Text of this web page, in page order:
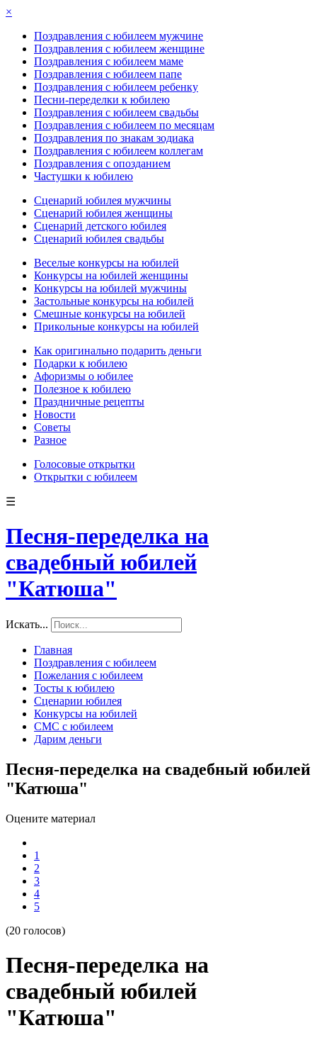
×
Поздравления с юбилеем мужчине
Поздравления с юбилеем женщине
Поздравления с юбилеем маме
Поздравления с юбилеем папе
Поздравления с юбилеем ребенку
Песни-переделки к юбилею
Поздравления с юбилеем свадьбы
Поздравления с юбилеем по месяцам
Поздравления по знакам зодиака
Поздравления с юбилеем коллегам
Поздравления с опозданием
Частушки к юбилею
Сценарий юбилея мужчины
Сценарий юбилея женщины
Сценарий детского юбилея
Сценарий юбилея свадьбы
Веселые конкурсы на юбилей
Конкурсы на юбилей женщины
Конкурсы на юбилей мужчины
Застольные конкурсы на юбилей
Смешные конкурсы на юбилей
Прикольные конкурсы на юбилей
Как оригинально подарить деньги
Подарки к юбилею
Афоризмы о юбилее
Полезное к юбилею
Праздничные рецепты
Новости
Советы
Разное
Голосовые открытки
Открытки с юбилеем
☰
Песня-переделка на
свадебный юбилей
"Катюша"
Искать...
Главная
Поздравления с юбилеем
Пожелания с юбилеем
Тосты к юбилею
Сценарии юбилея
Конкурсы на юбилей
СМС с юбилеем
Дарим деньги
Песня-переделка на свадебный юбилей
"Катюша"
Оцените материал
1
2
3
4
5
(20 голосов)
Песня-переделка на
свадебный юбилей
"Катюша"